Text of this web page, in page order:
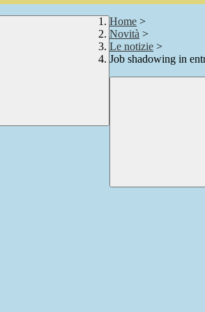
Home >
Novità >
Le notizie >
Job shadowing in